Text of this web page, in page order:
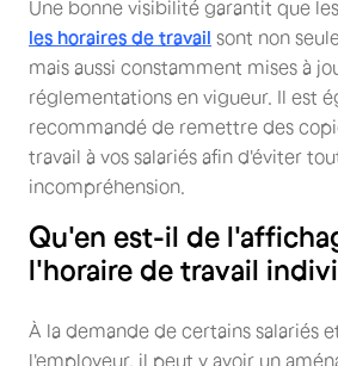
Une bonne visibilité garantit que les
les horaires de travail sont non
mais aussi constamment mises à
réglementations en vigueur. Il est
recommandé de remettre des
travail à vos salariés afin d'éviter
incompréhension.
Qu'en est-il de
l'horaire de travail
À la demande de certains salariés
l'employeur, il peut y avoir un